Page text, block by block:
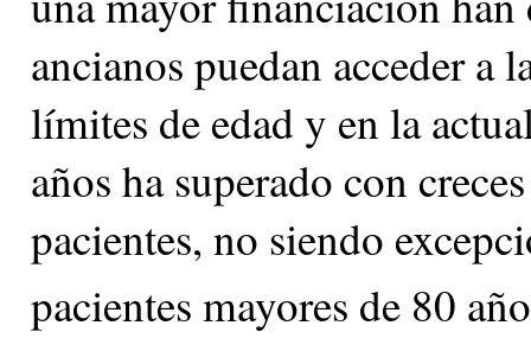
ancianos puedan acceder a
límites de edad y en la
años ha superado con
pacientes, no siendo
pacientes mayores de 80